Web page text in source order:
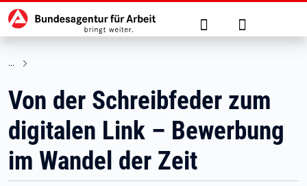
zu den Hauptinhalten springen
Hauptnavigation Suche Anmelden
Von der Schreibfeder zum
digitalen Link – Bewerbung
im Wandel der Zeit